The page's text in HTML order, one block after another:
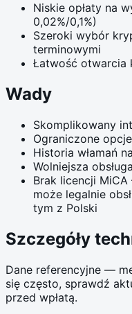
Niskie opłaty na
0,02%/0,1%)
Szeroki wybór
terminowymi
Łatwość otwarcia
Wady
Skomplikowany
Ograniczone
Historia włamań
Wolniejsza
Brak licencji
może legalnie
tym z Polski
Szczegóły
Dane referencyjne —
się często, sprawdź
przed wpłatą.